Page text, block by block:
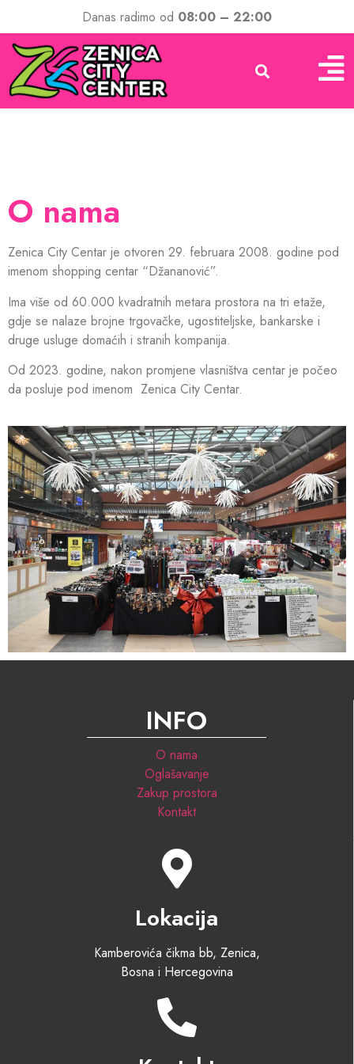
Danas radimo od 08:00 – 22:00
O nama
Zenica City Centar je otvoren 29. februara 2008. godine pod
imenom shopping centar “Džananović”.
Ima više od 60.000 kvadratnih metara prostora na tri etaže,
gdje se nalaze brojne trgovačke, ugostiteljske, bankarske i
druge usluge domaćih i stranih kompanija.
Od 2023. godine, nakon promjene vlasništva centar je počeo
da posluje pod imenom Zenica City Centar.
INFO
O nama
Oglašavanje
Zakup prostora
Kontakt
Lokacija
Kamberovića čikma bb, Zenica,
Bosna i Hercegovina